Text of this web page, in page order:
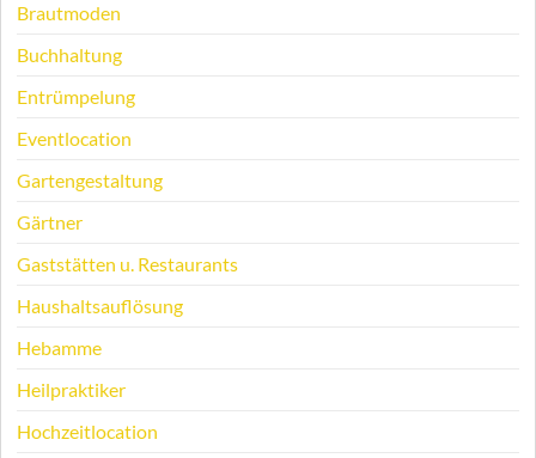
Brautmoden
Buchhaltung
Entrümpelung
Eventlocation
Gartengestaltung
Gärtner
Gaststätten u. Restaurants
Haushaltsauflösung
Hebamme
Heilpraktiker
Hochzeitlocation